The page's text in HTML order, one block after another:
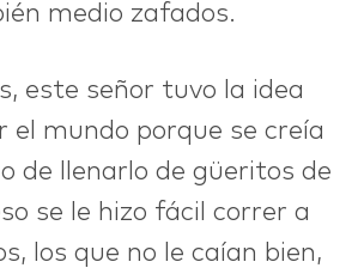
medio zafados.
este señor tuvo la idea
el mundo porque se creía
de llenarlo de güeritos de
se le hizo fácil correr a
los que no le caían bien,